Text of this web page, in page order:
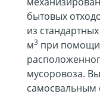
бытовых
из
м3 при помощи
мусоровоза.
самосвальным